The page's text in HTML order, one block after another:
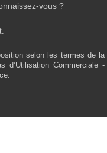
vous ?
selon les termes de la
d’Utilisation Commerciale -